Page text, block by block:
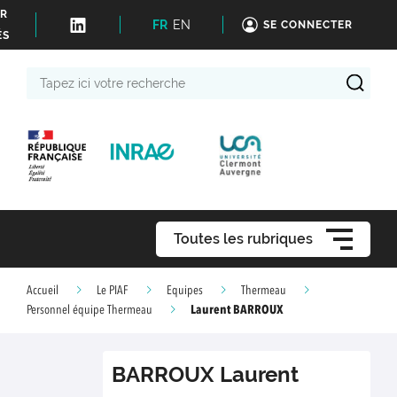
FR EN SE CONNECTER
Toutes les rubriques
Accueil Le PIAF Equipes
Thermeau
Personnel équipe Thermeau
Laurent BARROUX
BARROUX Laurent